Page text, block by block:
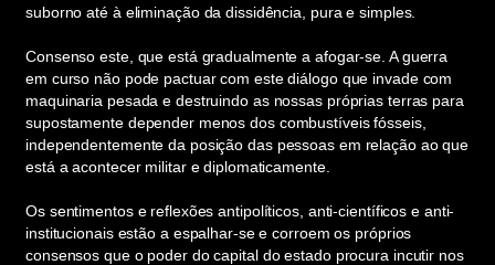
suborno até à eliminação da dissidência, pura e simples.
Consenso este, que está gradualmente a afogar-se. A guerra
em curso não pode pactuar com este diálogo que invade com
maquinaria pesada e destruindo as nossas próprias terras para
supostamente depender menos dos combustíveis fósseis,
independentemente da posição das pessoas em relação ao que
está a acontecer militar e diplomaticamente.
Os sentimentos e reflexões antipolíticos, anti-científicos e anti-
institucionais estão a espalhar-se e corroem os próprios
consensos que o poder do capital do estado procura incutir nos